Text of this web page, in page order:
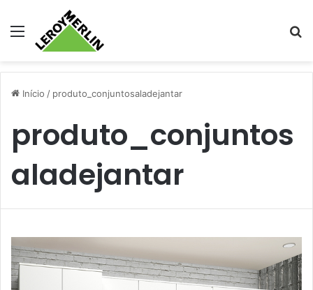
Menu
Início / produto_conjuntosaladejantar
produto_conjuntos
aladejantar